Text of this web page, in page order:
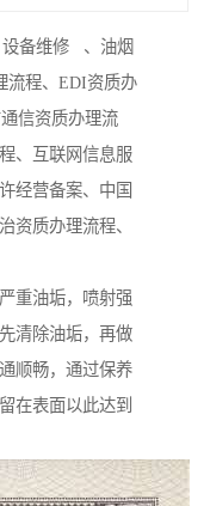
设备维修 、油烟
流程、EDI资质办
信资质办理流
、互联网信息服
经营备案、中国
资质办理流程、
重油垢，喷射强
清除油垢，再做
顺畅，通过保养
在表面以此达到